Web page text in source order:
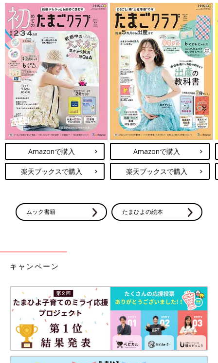
Amazonで購入
楽天ブックスで購入
Amazonで購入
楽天ブックスで購入
ムック書籍 たまひよの絵本
キャンペーン